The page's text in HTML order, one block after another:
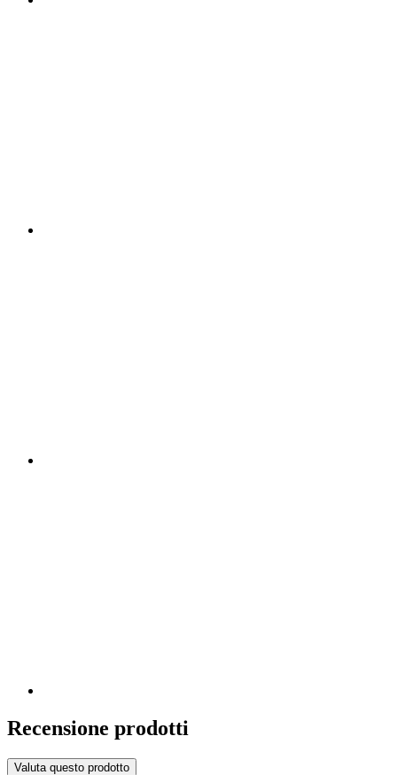
Recensione prodotti
Valuta questo prodotto